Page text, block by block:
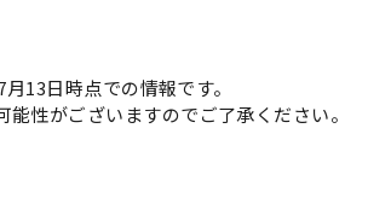
13日時点での情報です。
能性がございますのでご了承ください。